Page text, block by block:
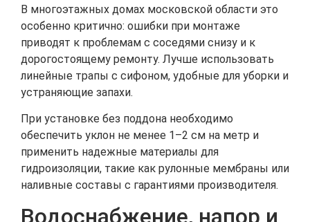
В многоэтажных домах московской области это
особенно критично: ошибки при монтаже
приводят к проблемам с соседями снизу и к
дорогостоящему ремонту. Лучше использовать
линейные трапы с сифоном, удобные для уборки и
устраняющие запахи.
При установке без поддона необходимо
обеспечить уклон не менее 1–2 см на метр и
применить надежные материалы для
гидроизоляции, такие как рулонные мембраны или
наливные составы с гарантиями производителя.